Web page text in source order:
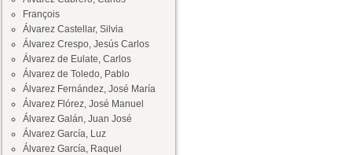
François
Álvarez Castellar, Silvia
Álvarez Crespo, Jesús Carlos
Álvarez de Eulate, Carlos
Álvarez de Toledo, Pablo
Álvarez Fernández, José María
Álvarez Flórez, José Manuel
Álvarez Galán, Juan José
Álvarez García, Luz
Álvarez García, Raquel